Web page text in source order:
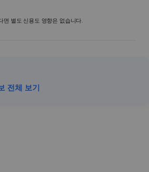
면 별도 신용도 영향은 없습니다.
전체 보기